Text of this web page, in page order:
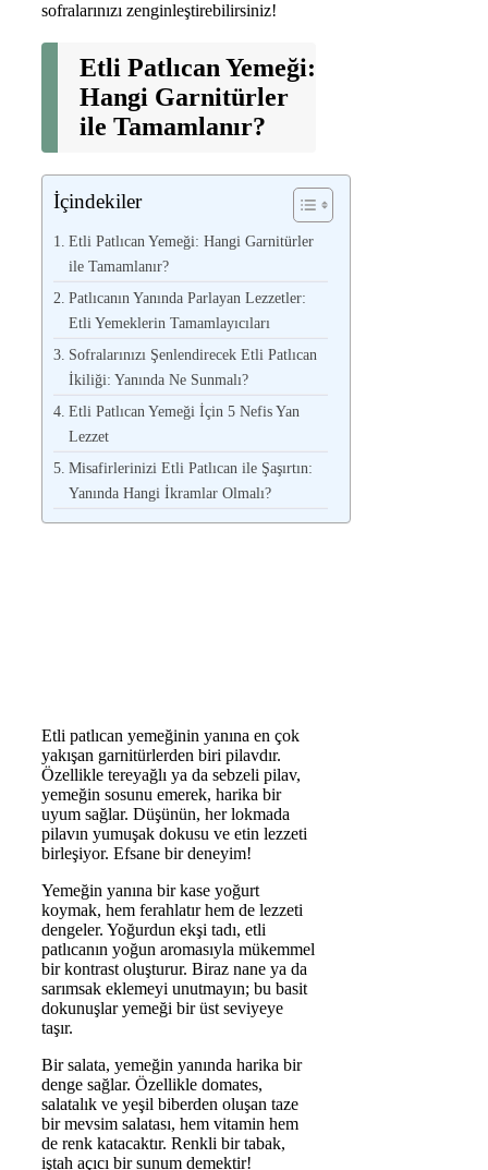
sofralarınızı zenginleştirebilirsiniz!
Etli Patlıcan Yemeği:
Hangi Garnitürler
ile Tamamlanır?
İçindekiler
Etli Patlıcan Yemeği: Hangi Garnitürler
ile Tamamlanır?
Patlıcanın Yanında Parlayan Lezzetler:
Etli Yemeklerin Tamamlayıcıları
Sofralarınızı Şenlendirecek Etli Patlıcan
İkiliği: Yanında Ne Sunmalı?
Etli Patlıcan Yemeği İçin 5 Nefis Yan
Lezzet
Misafirlerinizi Etli Patlıcan ile Şaşırtın:
Yanında Hangi İkramlar Olmalı?
Etli patlıcan yemeğinin yanına en çok
yakışan garnitürlerden biri pilavdır.
Özellikle tereyağlı ya da sebzeli pilav,
yemeğin sosunu emerek, harika bir
uyum sağlar. Düşünün, her lokmada
pilavın yumuşak dokusu ve etin lezzeti
birleşiyor. Efsane bir deneyim!
Yemeğin yanına bir kase yoğurt
koymak, hem ferahlatır hem de lezzeti
dengeler. Yoğurdun ekşi tadı, etli
patlıcanın yoğun aromasıyla mükemmel
bir kontrast oluşturur. Biraz nane ya da
sarımsak eklemeyi unutmayın; bu basit
dokunuşlar yemeği bir üst seviyeye
taşır.
Bir salata, yemeğin yanında harika bir
denge sağlar. Özellikle domates,
salatalık ve yeşil biberden oluşan taze
bir mevsim salatası, hem vitamin hem
de renk katacaktır. Renkli bir tabak,
iştah açıcı bir sunum demektir!